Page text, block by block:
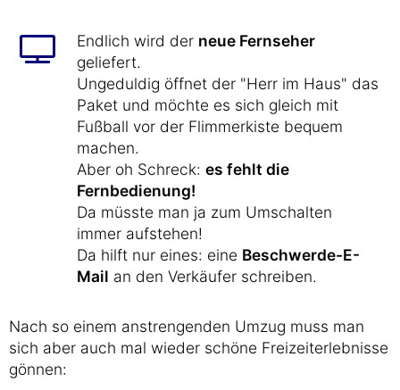
Endlich wird der neue Fernseher
geliefert.
Ungeduldig öffnet der "Herr im Haus" das
Paket und möchte es sich gleich mit
Fußball vor der Flimmerkiste bequem
machen.
Aber oh Schreck: es fehlt die
Fernbedienung!
Da müsste man ja zum Umschalten
immer aufstehen!
Da hilft nur eines: eine Beschwerde-E-
Mail an den Verkäufer schreiben.
Nach so einem anstrengenden Umzug muss man
sich aber auch mal wieder schöne Freizeiterlebnisse
gönnen: